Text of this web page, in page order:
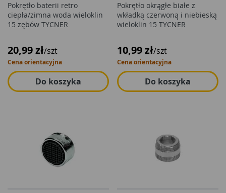
Pokrętło baterii retro
ciepła/zimna woda wieloklin
15 zębów TYCNER
20,99 zł/szt
Cena orientacyjna
Do koszyka
Pokrętło okrągłe białe z
wkładką czerwoną i niebieską
wieloklin 15 TYCNER
10,99 zł/szt
Cena orientacyjna
Do koszyka